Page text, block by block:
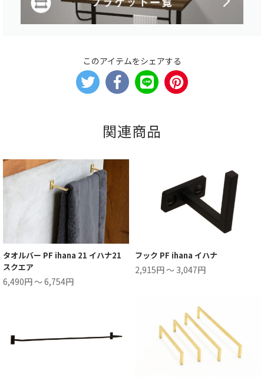
このアイテムをシェアする
関連商品
タオルバー PF ihana 21 イハナ21
スクエア
6,490円 ～ 6,754円
フック PF ihana イハナ
2,915円 ～ 3,047円